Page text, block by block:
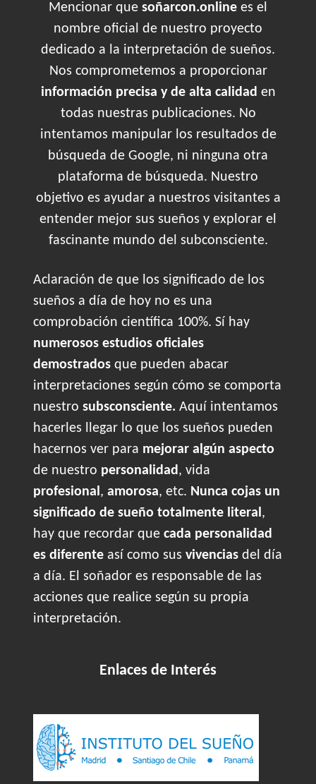
Mencionar que soñarcon.online es el
nombre oficial de nuestro proyecto
dedicado a la interpretación de sueños.
Nos comprometemos a proporcionar
información precisa y de alta calidad en
todas nuestras publicaciones. No
intentamos manipular los resultados de
búsqueda de Google, ni ninguna otra
plataforma de búsqueda. Nuestro
objetivo es ayudar a nuestros visitantes a
entender mejor sus sueños y explorar el
fascinante mundo del subconsciente.
Aclaración de que los significado de los
sueños a día de hoy no es una
comprobación científica 100%. Sí hay
numerosos estudios oficiales
demostrados que pueden abacar
interpretaciones según cómo se comporta
nuestro subsconsciente. Aquí intentamos
hacerles llegar lo que los sueños pueden
hacernos ver para mejorar algún aspecto
de nuestro personalidad, vida
profesional, amorosa, etc. Nunca cojas un
significado de sueño totalmente literal,
hay que recordar que cada personalidad
es diferente así como sus vivencias del día
a día. El soñador es responsable de las
acciones que realice según su propia
interpretación.
Enlaces de Interés